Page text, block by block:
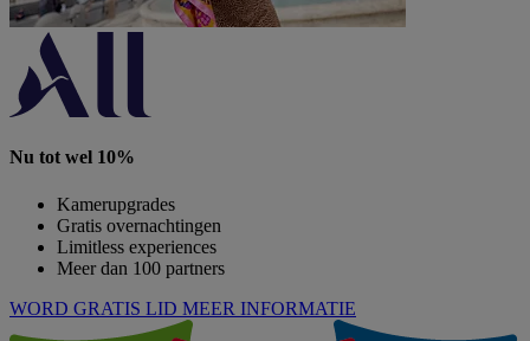
Nu tot wel 10%
Kamerupgrades
Gratis overnachtingen
Limitless experiences
Meer dan 100 partners
WORD GRATIS LID MEER INFORMATIE